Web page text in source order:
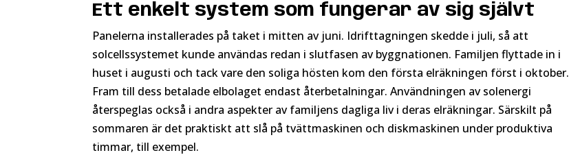
Ett enkelt system som fungerar av sig självt
Panelerna installerades på taket i mitten av juni. Idrifttagningen skedde i juli, så att
solcellssystemet kunde användas redan i slutfasen av byggnationen. Familjen flyttade in i
huset i augusti och tack vare den soliga hösten kom den första elräkningen först i oktober.
Fram till dess betalade elbolaget endast återbetalningar. Användningen av solenergi
återspeglas också i andra aspekter av familjens dagliga liv i deras elräkningar. Särskilt på
sommaren är det praktiskt att slå på tvättmaskinen och diskmaskinen under produktiva
timmar, till exempel.